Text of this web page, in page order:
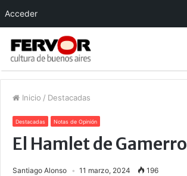
Inicio / Destacadas
Destacadas Notas de Opinión
El Hamlet de Gamerro
Santiago Alonso 11 marzo, 2024 196
Acceder